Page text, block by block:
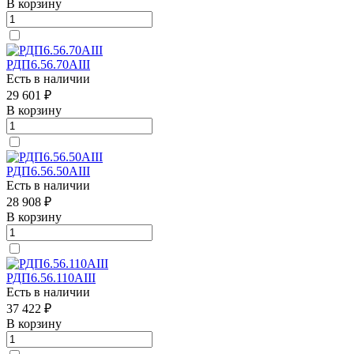
В корзину
РДП6.56.70АIII
Есть в наличии
29 601 ₽
В корзину
РДП6.56.50АIII
Есть в наличии
28 908 ₽
В корзину
РДП6.56.110АIII
Есть в наличии
37 422 ₽
В корзину